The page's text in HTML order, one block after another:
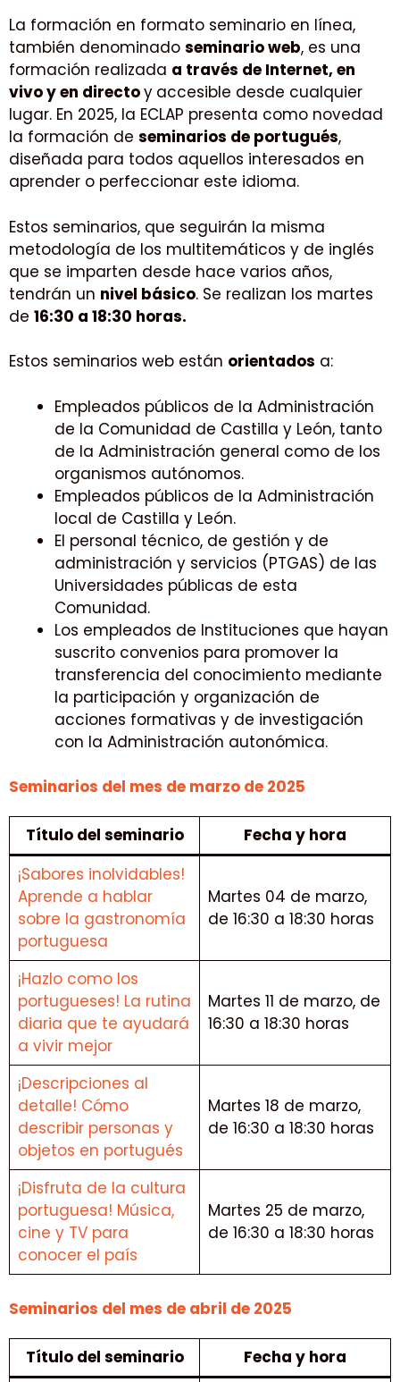
La formación en formato seminario en línea,
también denominado seminario web, es una
formación realizada a través de Internet, en
vivo y en directoy accesible desde cualquier
lugar. En 2025, la ECLAP presenta como novedad
la formación de seminarios de portugués,
diseñada para todos aquellos interesados en
aprender o perfeccionar este idioma.
Estos seminarios, que seguirán la misma
metodología de los multitemáticos y de inglés
que se imparten desde hace varios años,
tendrán un nivel básico. Se realizan los martes
de 16:30 a 18:30 horas.
Estos seminarios web están orientados a:
Empleados públicos de la Administración
de la Comunidad de Castilla y León, tanto
de la Administración general como de los
organismos autónomos.
Empleados públicos de la Administración
local de Castilla y León.
El personal técnico, de gestión y de
administración y servicios (PTGAS) de las
Universidades públicas de esta
Comunidad.
Los empleados de Instituciones que hayan
suscrito convenios para promover la
transferencia del conocimiento mediante
la participación y organización de
acciones formativas y de investigación
con la Administración autonómica.
Seminarios del mes de marzo de 2025
Título del seminario
Fecha y hora
¡Sabores inolvidables!
Aprende a hablar
sobre la gastronomía
portuguesa
Martes 04 de marzo,
de 16:30 a 18:30 horas
¡Hazlo como los
portugueses! La rutina
diaria que te ayudará
a vivir mejor
Martes 11 de marzo, de
16:30 a 18:30 horas
¡Descripciones al
detalle! Cómo
describir personas y
objetos en portugués
Martes 18 de marzo,
de 16:30 a 18:30 horas
¡Disfruta de la cultura
portuguesa! Música,
cine y TV para
conocer el país
Martes 25 de marzo,
de 16:30 a 18:30 horas
Seminarios del mes de abril de 2025
Título del seminario
Fecha y hora